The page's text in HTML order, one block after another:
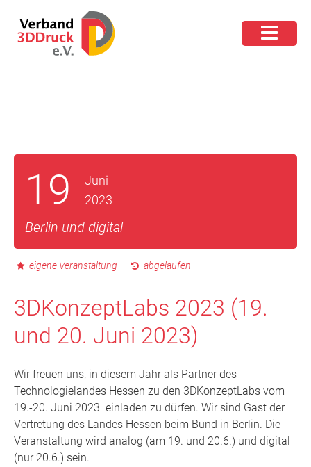
19
Juni
2023
Berlin und digital
eigene Veranstaltung abgelaufen
3DKonzeptLabs 2023 (19.
und 20. Juni 2023)
Wir freuen uns, in diesem Jahr als Partner des
Technologielandes Hessen zu den 3DKonzeptLabs vom
19.-20. Juni 2023 einladen zu dürfen. Wir sind Gast der
Vertretung des Landes Hessen beim Bund in Berlin. Die
Veranstaltung wird analog (am 19. und 20.6.) und digital
(nur 20.6.) sein.